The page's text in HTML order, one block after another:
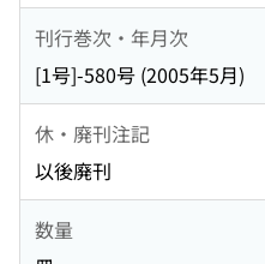
刊行巻次・年月次
[1号]-580号 (2005年5月)
休・廃刊注記
以後廃刊
数量